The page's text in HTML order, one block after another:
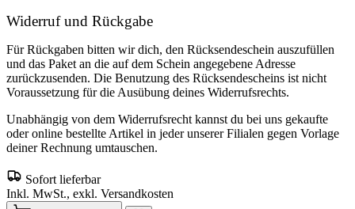
Widerruf und Rückgabe
Für Rückgaben bitten wir dich, den Rücksendeschein auszufüllen
und das Paket an die auf dem Schein angegebene Adresse
zurückzusenden. Die Benutzung des Rücksendescheins ist nicht
Voraussetzung für die Ausübung deines Widerrufsrechts.
Unabhängig von dem Widerrufsrecht kannst du bei uns gekaufte
oder online bestellte Artikel in jeder unserer Filialen gegen Vorlage
deiner Rechnung umtauschen.
Sofort lieferbar
Inkl. MwSt., exkl. Versandkosten